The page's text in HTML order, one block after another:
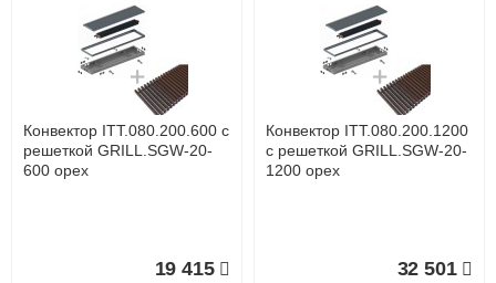
Доставка сантехники по Москве и Московской области
Наличный расчёт
Банковской картой на сайте в режиме реального
времени
Банковской картой при получении товара как при
доставке, так и самовывозом
Интернет-деньгами (Yandex-деньги, Web-money,
Qiwi-кошельки и другие).
Безналичный расчёт (возможно и с НДС)
Конвектор ITT.080.200.600 с
решеткой GRILL.SGW-20-
600 орех
19 415
Конвектор ITT.080.200.1200
с решеткой GRILL.SGW-20-
1200 орех
32 501